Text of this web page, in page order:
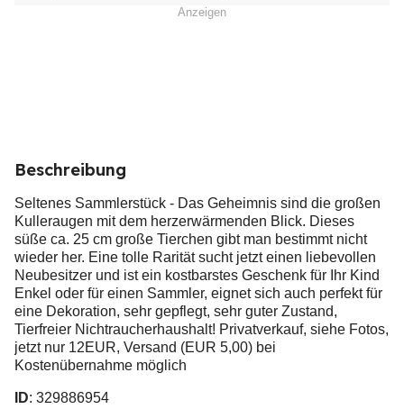
Anzeigen
Beschreibung
Seltenes Sammlerstück - Das Geheimnis sind die großen
Kulleraugen mit dem herzerwärmenden Blick. Dieses
süße ca. 25 cm große Tierchen gibt man bestimmt nicht
wieder her. Eine tolle Rarität sucht jetzt einen liebevollen
Neubesitzer und ist ein kostbarstes Geschenk für Ihr Kind
Enkel oder für einen Sammler, eignet sich auch perfekt für
eine Dekoration, sehr gepflegt, sehr guter Zustand,
Tierfreier Nichtraucherhaushalt! Privatverkauf, siehe Fotos,
jetzt nur 12EUR, Versand (EUR 5,00) bei
Kostenübernahme möglich
ID: 329886954